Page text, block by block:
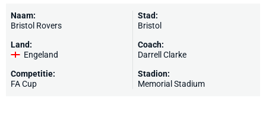
Naam:
Bristol Rovers
Land:
Engeland
Competitie:
FA Cup
Stad:
Bristol
Coach:
Darrell Clarke
Stadion:
Memorial Stadium